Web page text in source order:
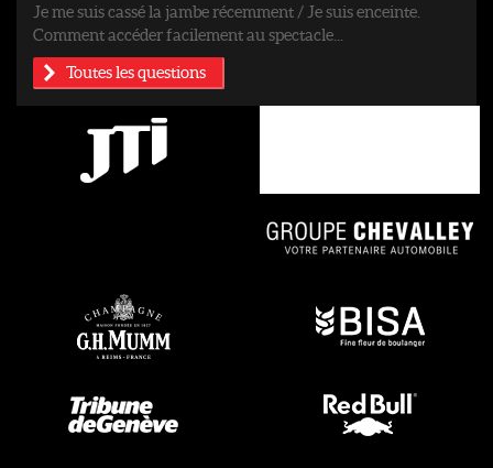
Je me suis cassé la jambe récemment / Je suis enceinte.
Comment accéder facilement au spectacle...
Toutes les questions